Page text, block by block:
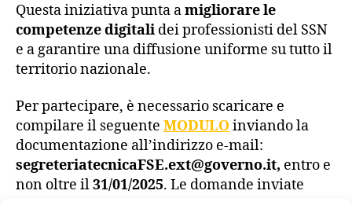
Questa iniziativa punta amigliorare le
competenze digitali dei professionisti del SSN
e a garantire una diffusione uniforme su tutto il
territorio nazionale.
Per partecipare, è necessario scaricare e
compilare il seguente MODULOinviando la
documentazione all’indirizzo e-mail:
segreteriatecnicaFSE.ext@governo.it, entro e
non oltre il31/01/2025. Le domande inviate